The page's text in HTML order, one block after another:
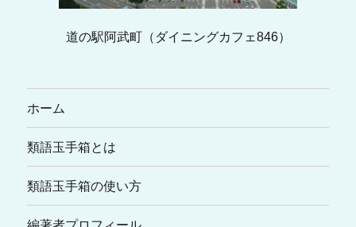
道の駅阿武町（ダイニングカフェ846）
ホーム
類語玉手箱とは
類語玉手箱の使い方